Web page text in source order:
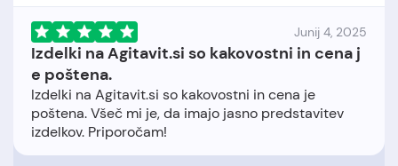
Junij 4, 2025
Izdelki na Agitavit.si so kakovostni in cena j
e poštena.
Izdelki na Agitavit.si so kakovostni in cena je
poštena. Všeč mi je, da imajo jasno predstavitev